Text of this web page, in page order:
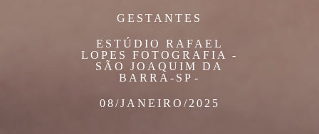
GESTANTES
ESTÚDIO RAFAEL
LOPES FOTOGRAFIA -
SÃO JOAQUIM DA
BARRA-SP
08/JANEIRO/2025